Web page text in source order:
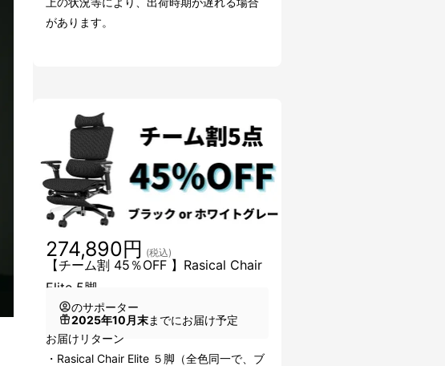
があります。
【チーム割 45％OFF 】Rasical Chair
Elite 5脚
274,890円 (税込)
のサポーター
2025年10月末までにお届け予定
お届けリターン
・Rasical Chair Elite ５脚（全色同一で、ブ